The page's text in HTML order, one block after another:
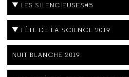
LES SILENCIEUSES#5
FÊTE DE LA SCIENCE 2019
NUIT BLANCHE 2019